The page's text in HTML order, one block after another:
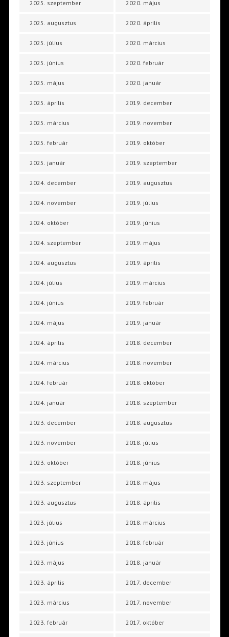
2025. szeptember
2025. augusztus
2025. július
2025. június
2025. május
2025. április
2025. március
2025. február
2025. január
2024. december
2024. november
2024. október
2024. szeptember
2024. augusztus
2024. július
2024. június
2024. május
2024. április
2024. március
2024. február
2024. január
2023. december
2023. november
2023. október
2023. szeptember
2023. augusztus
2023. július
2023. június
2023. május
2023. április
2023. március
2023. február
2020. május
2020. április
2020. március
2020. február
2020. január
2019. december
2019. november
2019. október
2019. szeptember
2019. augusztus
2019. július
2019. június
2019. május
2019. április
2019. március
2019. február
2019. január
2018. december
2018. november
2018. október
2018. szeptember
2018. augusztus
2018. július
2018. június
2018. május
2018. április
2018. március
2018. február
2018. január
2017. december
2017. november
2017. október